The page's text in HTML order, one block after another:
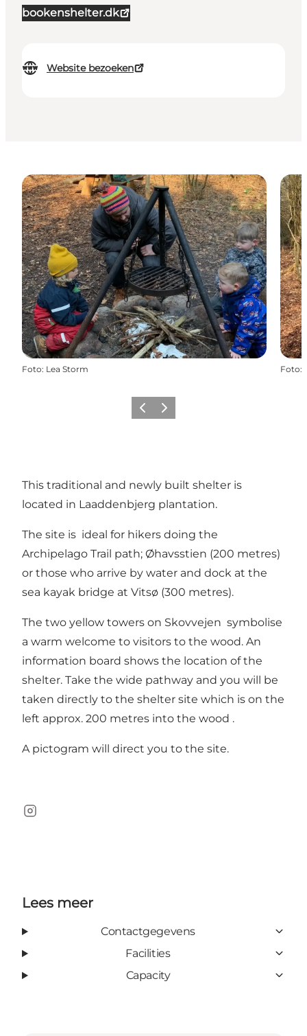
bookenshelter.dk
Website bezoeken
Foto: Lea Storm Foto:
Vorige Volgende
This traditional and newly built shelter is
located in Laaddenbjerg plantation.
The site is ideal for hikers doing the
Archipelago Trail path; Øhavsstien (200 metres)
or those who arrive by water and dock at the
sea kayak bridge at Vitsø (300 metres).
The two yellow towers on Skovvejen symbolise
a warm welcome to visitors to the wood. An
information board shows the location of the
shelter. Take the wide pathway and you will be
taken directly to the shelter site which is on the
left approx. 200 metres into the wood .
A pictogram will direct you to the site.
Instagram
Lees meer
Contactgegevens
Facilities
Capacity